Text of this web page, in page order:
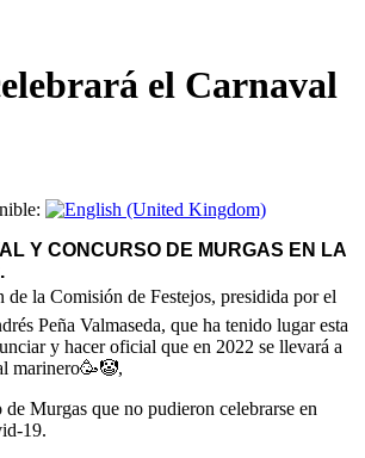
el Carnaval
Y CONCURSO DE MURGAS EN LA
de la Comisión de Festejos, presidida por el
Peña Valmaseda, que ha tenido lugar esta
y hacer oficial que en 2022 se llevará a
marinero🥳🤡,
Murgas que no pudieron celebrarse en
19.